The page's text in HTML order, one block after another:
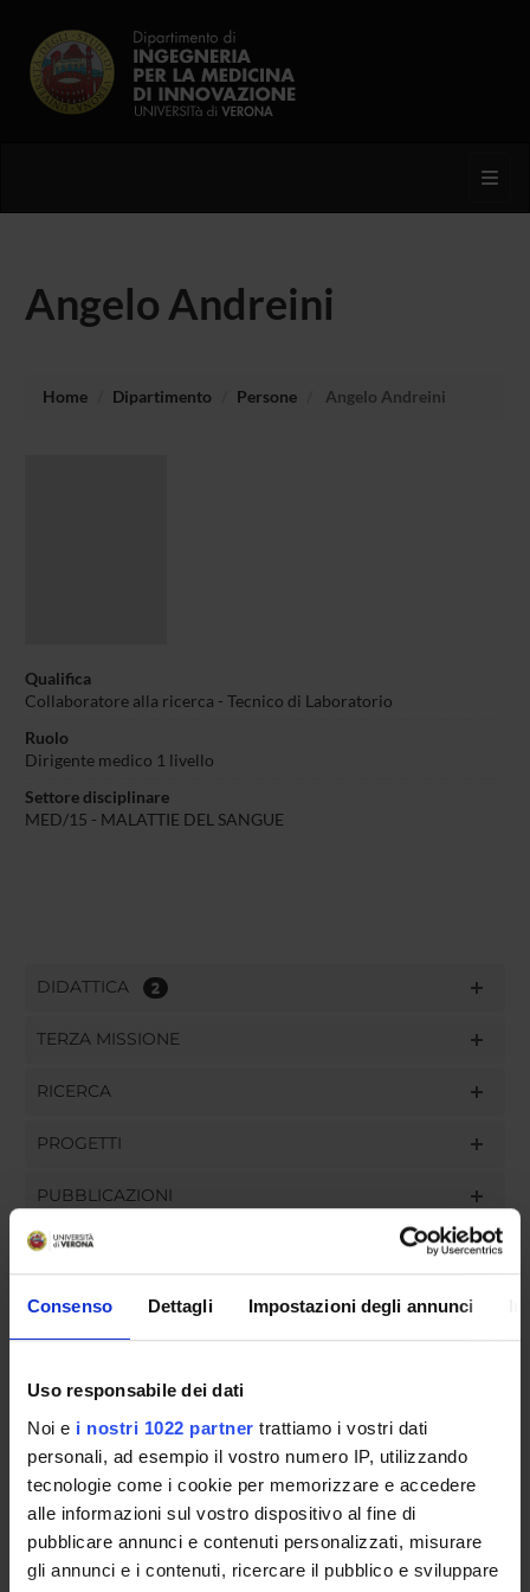
Consenso Dettagli Impostazioni degli annunci
Uso responsabile dei dati
Noi e i nostri 1022 partner trattiamo i vostri dati
personali, ad esempio il vostro numero IP, utilizzando
tecnologie come i cookie per memorizzare e accedere
alle informazioni sul vostro dispositivo al fine di
pubblicare annunci e contenuti personalizzati, misurare
gli annunci e i contenuti, ricercare il pubblico e sviluppare
Angelo Andreini
Home Dipartimento Persone Angelo Andreini
Qualifica
Collaboratore alla ricerca - Tecnico di Laboratorio
Ruolo
Dirigente medico 1 livello
Settore disciplinare
MED/15 - MALATTIE DEL SANGUE
DIDATTICA 2
TERZA MISSIONE
RICERCA
PROGETTI
PUBBLICAZIONI
INCARICHI
COMMISSIONI
GOVERNANCE
UFFICI E STRUTTURE DI SERVIZIO
SERVIZI DI SEGRETERIA STUDENTI